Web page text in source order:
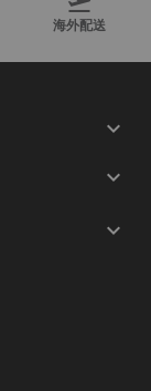
海外配送